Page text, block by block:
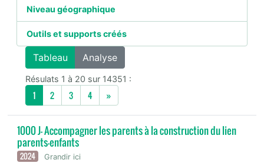
Niveau géographique
Outils et supports créés
Tableau Analyse
Résulats 1 à 20 sur 14351 :
1 2 3 4 »Next
1000 J- Accompagner les parents à la construction du lien
parents-enfants
2024 Grandir ici